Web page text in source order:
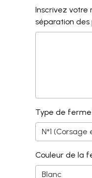
Inscrivez votre
séparation des
Type de
Couleur de la